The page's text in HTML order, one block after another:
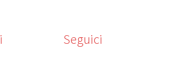
Seguici